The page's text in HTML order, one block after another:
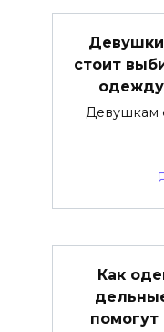
Девушки
стоит
Девушкам
Как
помогут